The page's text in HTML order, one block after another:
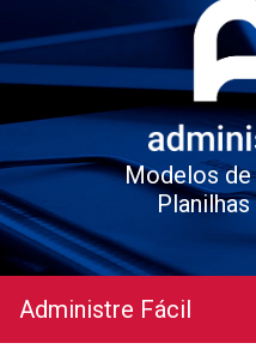
Modelos
Administre Fácil